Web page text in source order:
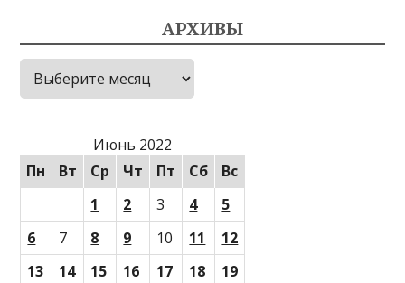
АРХИВЫ
Архивы
Июнь 2022
Пн
Вт Ср Чт Пт Сб
Вс
1
2 3 4
5
6
7 8 9 10 11
12
13
14 15 16 17 18
19